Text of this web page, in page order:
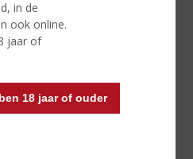
in de
ook online.
jaar of
18 jaar of ouder
ijsblokjes
Blue Curaçao
limoensap bij
of 7-up en roer zachtjes